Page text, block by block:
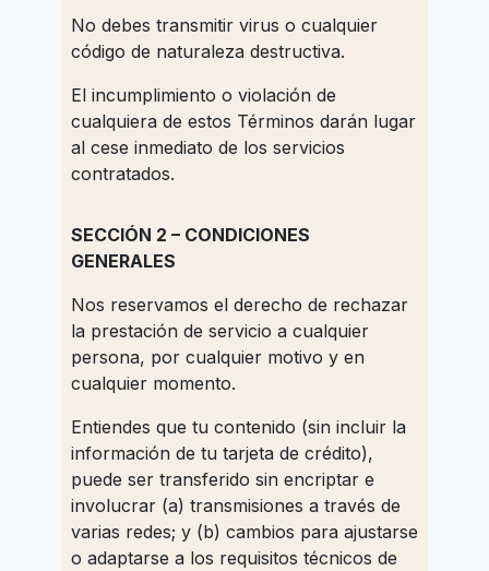
No debes transmitir virus o cualquier
código de naturaleza destructiva.
El incumplimiento o violación de
cualquiera de estos Términos darán lugar
al cese inmediato de los servicios
contratados.
SECCIÓN 2 – CONDICIONES
GENERALES
Nos reservamos el derecho de rechazar
la prestación de servicio a cualquier
persona, por cualquier motivo y en
cualquier momento.
Entiendes que tu contenido (sin incluir la
información de tu tarjeta de crédito),
puede ser transferido sin encriptar e
involucrar (a) transmisiones a través de
varias redes; y (b) cambios para ajustarse
o adaptarse a los requisitos técnicos de